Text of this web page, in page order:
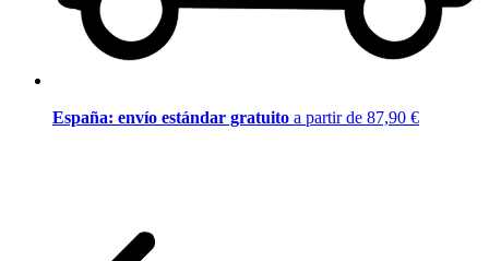
España: envío estándar gratuito a partir de 87,90 €